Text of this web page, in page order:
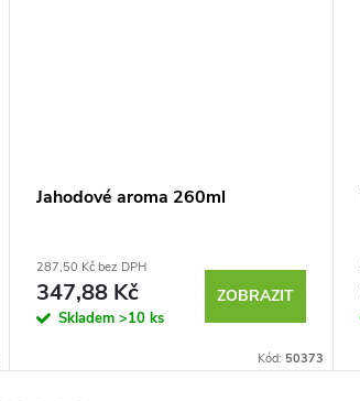
Jahodové aroma 260ml
287,50 Kč bez DPH
347,88 Kč
Skladem >10 ks
ZOBRAZIT
Kód: 50373